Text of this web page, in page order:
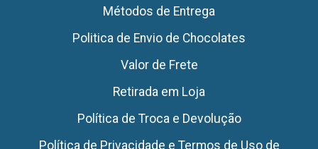
Métodos de Entrega
Politica de Envio de Chocolates
Valor de Frete
Retirada em Loja
Política de Troca e Devolução
Política de Privacidade e Termos de Uso de